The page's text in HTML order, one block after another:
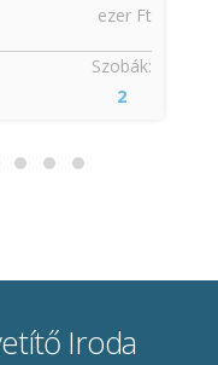
ezer Ft
Szobák:
2
Iroda